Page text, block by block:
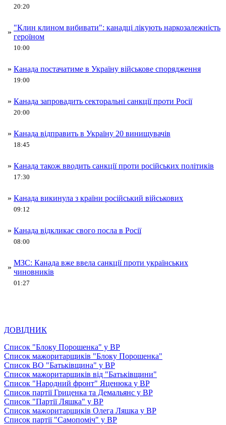
20:20
»
"Клин клином вибивати": канадці лікують наркозалежність
героїном
10:00
» Канада постачатиме в Україну військове спорядження
19:00
» Канада запровадить секторальні санкції проти Росії
20:00
» Канада відправить в Україну 20 винищувачів
18:45
» Канада також вводить санкції проти російських політиків
17:30
» Канада викинула з країни російський військових
09:12
» Канада відкликає свого посла в Росії
08:00
»
МЗС: Канада вже ввела санкції проти українських
чиновників
01:27
ДОВІДНИК
Список "Блоку Порошенка" у ВР
Список мажоритарщиків "Блоку Порошенка"
Список ВО "Батьківщина" у ВР
Список мажоритарщиків від "Батьківщини"
Список "Народний фронт" Яценюка у ВР
Список партії Гриценка та Демальянс у ВР
Список "Партії Ляшка" у ВР
Список мажоритарщиків Олега Ляшка у ВР
Список партії "Самопоміч" у ВР